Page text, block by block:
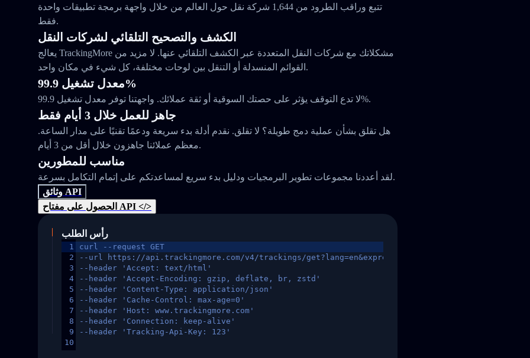
تتبع وراقب الطرود من 1,644 شركة نقل حول العالم من خلال واجهة برمجة تطبيقات واحدة
فقط.
الكشف والتصحيح التلقائي لشركات النقل
يعالج TrackingMore مشكلاتك مع شركات النقل المتعددة عبر الكشف التلقائي عنها. لا مزيد من
القوائم المنسدلة أو التنقل بين لوحات مختلفة، كل شيء في مكان واحد.
معدل تشغيل 99.9%
لا تدع التوقف يؤثر على حصتك السوقية أو ثقة عملائك. واجهتنا توفر معدل تشغيل 99.9%.
جاهز للعمل خلال 3 أيام فقط
هل تقلق بشأن عملية دمج طويلة؟ لا تقلق. نقدم أدلة بدء سريعة ودعمًا تقنيًا على مدار الساعة.
معظم عملائنا جاهزون خلال أقل من 3 أيام.
مناسب للمطورين
لقد أعددنا مجموعات تطوير البرمجيات ودليل بدء سريع لمساعدتكم على إتمام التكامل بسرعة.
وثائق API
الحصول على مفتاح API </>
رأس الطلب
1
2
3
4
5
6
7
8
9
10
curl --request GET
--url https://api.trackingmore.com/v4/trackings/get?lang=en&express=ups&tracknumber=1939155131
--header 'Accept: text/html'
--header 'Accept-Encoding: gzip, deflate, br, zstd'
--header 'Content-Type: application/json'
--header 'Cache-Control: max-age=0'
--header 'Host: www.trackingmore.com'
--header 'Connection: keep-alive'
--header 'Tracking-Api-Key: 123'